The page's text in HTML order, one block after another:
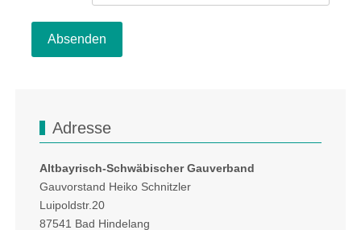
Absenden
Adresse
Altbayrisch-Schwäbischer Gauverband
Gauvorstand Heiko Schnitzler
Luipoldstr.20
87541 Bad Hindelang